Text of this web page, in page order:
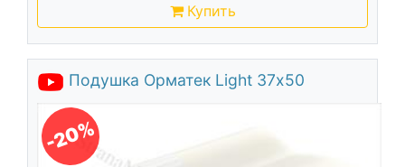
Купить
Подушка Орматек Light 37х50
-20%